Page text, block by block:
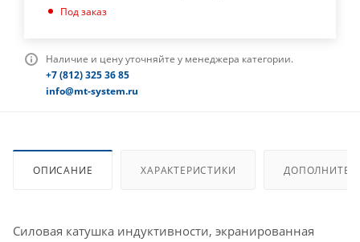
Под заказ
Наличие и цену уточняйте у менеджера категории.
+7 (812) 325 36 85
info@mt-system.ru
ОПИСАНИЕ ХАРАКТЕРИСТИКИ
Силовая катушка индуктивности, экранированная